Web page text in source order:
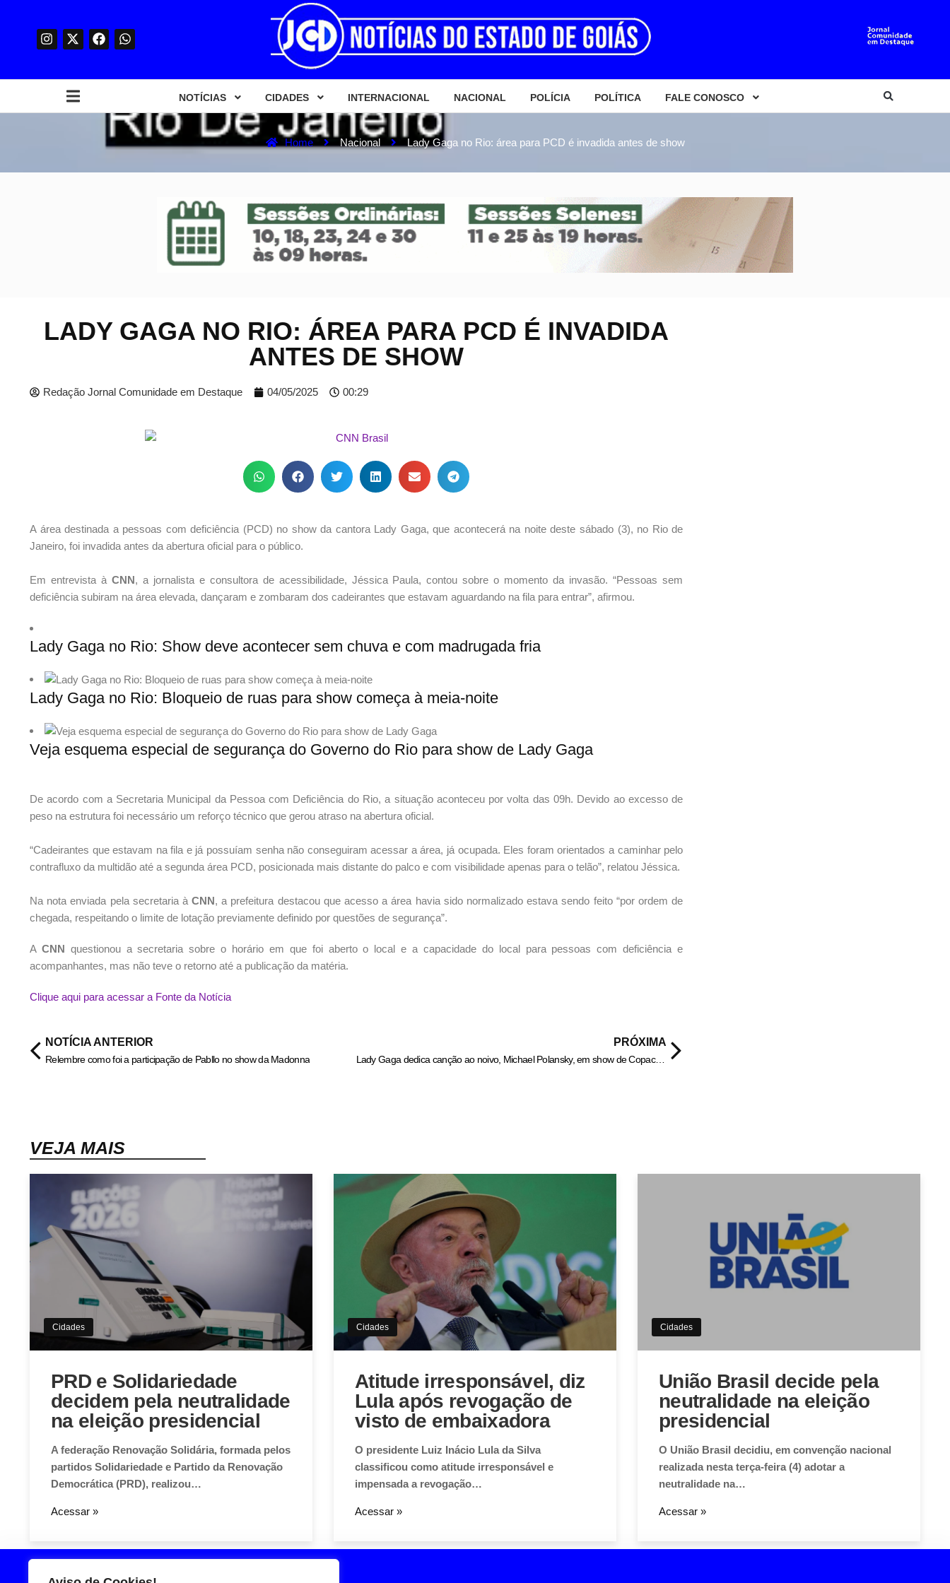
NOTÍCIAS CIDADES INTERNACIONAL NACIONAL POLÍCIA POLÍTICA FALE CONOSCO
Home Nacional Lady Gaga no Rio: área para PCD é invadida antes de show
LADY GAGA NO RIO: ÁREA PARA PCD É INVADIDA
ANTES DE SHOW
Redação Jornal Comunidade em Destaque 04/05/2025 00:29
A área destinada a pessoas com deficiência (PCD) no show da cantora Lady Gaga, que acontecerá na noite deste sábado (3), no Rio de
Janeiro, foi invadida antes da abertura oficial para o público.
Em entrevista à CNN, a jornalista e consultora de acessibilidade, Jéssica Paula, contou sobre o momento da invasão. “Pessoas sem
deficiência subiram na área elevada, dançaram e zombaram dos cadeirantes que estavam aguardando na fila para entrar”, afirmou.
Lady Gaga no Rio: Show deve acontecer sem chuva e com madrugada fria
Lady Gaga no Rio: Bloqueio de ruas para show começa à meia-noite
Veja esquema especial de segurança do Governo do Rio para show de Lady Gaga
De acordo com a Secretaria Municipal da Pessoa com Deficiência do Rio, a situação aconteceu por volta das 09h. Devido ao excesso de
peso na estrutura foi necessário um reforço técnico que gerou atraso na abertura oficial.
“Cadeirantes que estavam na fila e já possuíam senha não conseguiram acessar a área, já ocupada. Eles foram orientados a caminhar pelo
contrafluxo da multidão até a segunda área PCD, posicionada mais distante do palco e com visibilidade apenas para o telão”, relatou Jéssica.
Na nota enviada pela secretaria àCNN, a prefeitura destacou que acesso a área havia sido normalizado estava sendo feito “por ordem de
chegada, respeitando o limite de lotação previamente definido por questões de segurança”.
A CNN questionou a secretaria sobre o horário em que foi aberto o local e a capacidade do local para pessoas com deficiência e
acompanhantes, mas não teve o retorno até a publicação da matéria.
Clique aqui para acessar a Fonte da Notícia
NOTÍCIA ANTERIOR
Relembre como foi a participação de Pabllo no show da Madonna
PRÓXIMA
Lady Gaga dedica canção ao noivo, Michael Polansky, em show de Copacabana
VEJA MAIS
Cidades
PRD e Solidariedade
decidem pela neutralidade
na eleição presidencial
A federação Renovação Solidária, formada pelos
partidos Solidariedade e Partido da Renovação
Democrática (PRD), realizou…
Acessar »
Cidades
Atitude irresponsável, diz
Lula após revogação de
visto de embaixadora
O presidente Luiz Inácio Lula da Silva
classificou como atitude irresponsável e
impensada a revogação…
Acessar »
Cidades
União Brasil decide pela
neutralidade na eleição
presidencial
O União Brasil decidiu, em convenção nacional
realizada nesta terça-feira (4) adotar a
neutralidade na…
Acessar »